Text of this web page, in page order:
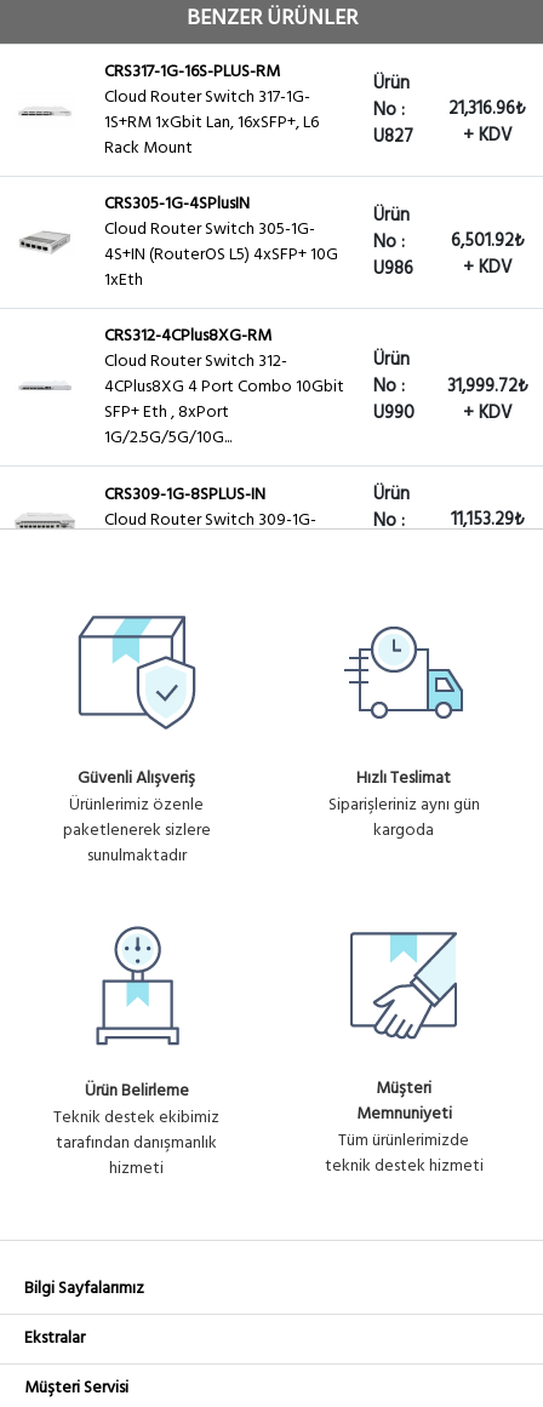
BENZER ÜRÜNLER
CRS317-1G-16S-PLUS-RM
Cloud Router Switch 317-1G-
1S+RM 1xGbit Lan, 16xSFP+, L6
Rack Mount
Ürün
No :
U827
21,316.96₺
+ KDV
CRS305-1G-4SPlusIN
Cloud Router Switch 305-1G-
4S+IN (RouterOS L5) 4xSFP+ 10G
1xEth
Ürün
No :
U986
6,501.92₺
+ KDV
CRS312-4CPlus8XG-RM
Cloud Router Switch 312-
4CPlus8XG 4 Port Combo 10Gbit
SFP+ Eth , 8xPort
1G/2.5G/5G/10G...
Ürün
No :
U990
31,999.72₺
+ KDV
CRS309-1G-8SPLUS-IN
Cloud Router Switch 309-1G-
Ürün
No :
11,153.29₺
Cloud Router Switch 354-48G-
2S+4Q+RM 48xGbit Lan,
4xSFP+,2Qsfp+ LCD ,L5 Rack
Mount
Ürün
No :
U1391
+ KDV
Güvenli Alışveriş
Ürünlerimiz özenle
paketlenerek sizlere
sunulmaktadır
Hızlı Teslimat
Siparişleriniz aynı gün
kargoda
Ürün Belirleme
Teknik destek ekibimiz
tarafından danışmanlık
hizmeti
Müşteri
Memnuniyeti
Tüm ürünlerimizde
teknik destek hizmeti
Bilgi Sayfalarımız
Ekstralar
Müşteri Servisi